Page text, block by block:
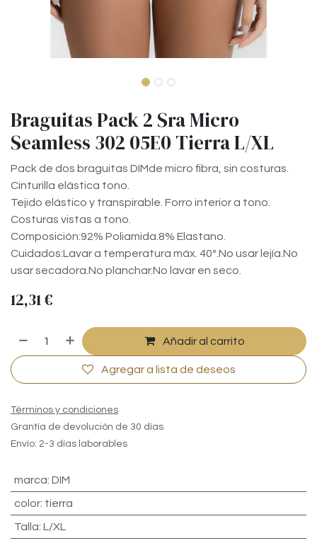
Braguitas Pack 2 Sra Micro
Seamless 302 05E0 Tierra L/XL
Pack de dos braguitas DIMde micro fibra, sin costuras.
Cinturilla elástica tono.
Tejido elástico y transpirable. Forro interior a tono.
Costuras vistas a tono.
Composición:92% Poliamida.8% Elastano.
Cuidados:Lavar a temperatura máx. 40º.No usar lejía.No
usar secadora.No planchar.No lavar en seco.
12,31€
Añadir al carrito
Agregar a lista de deseos
Términos y condiciones
Grantía de devolución de 30 días
Envío: 2-3 días laborables
marca: DIM
color: tierra
Talla: L/XL